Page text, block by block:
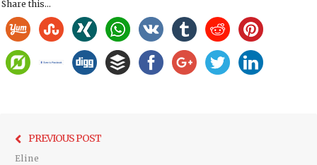
Share this...
navigatie
PREVIOUS POST
Eline